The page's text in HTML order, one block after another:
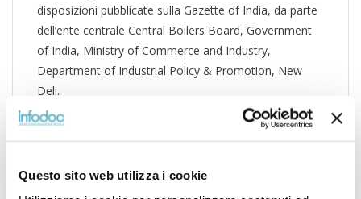
Questo sito web utilizza i cookie
disposizioni pubblicate sulla Gazette of India, da parte
dell’ente centrale Central Boilers Board, Government
of India, Ministry of Commerce and Industry,
Department of Industrial Policy & Promotion, New
Deli.